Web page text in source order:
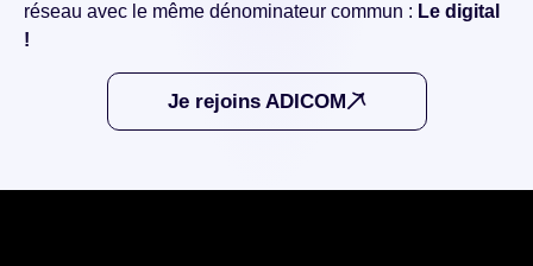
réseau avec le même dénominateur commun : Le digital
!
Je rejoins ADICOM